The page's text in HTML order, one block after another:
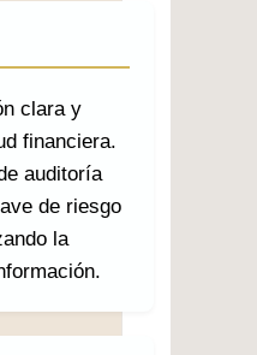
clara y
financiera.
auditoría
de riesgo
la